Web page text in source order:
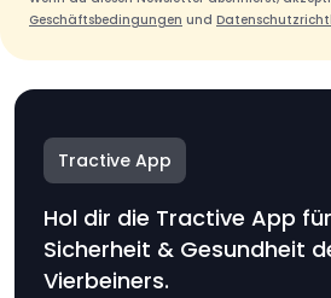
Geschäftsbedingungen und
Tractive App
Hol dir die Tractive App
Sicherheit & Gesundheit
Vierbeiners.